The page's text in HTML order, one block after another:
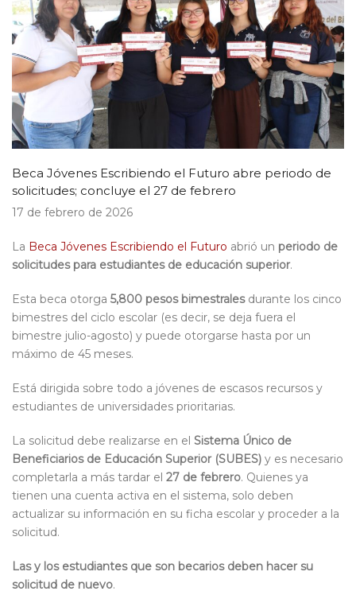
Beca Jóvenes Escribiendo el Futuro abre periodo de
solicitudes; concluye el 27 de febrero
17 de febrero de 2026
La Beca Jóvenes Escribiendo el Futuro abrió un periodo de
solicitudes para estudiantes de educación superior.
Esta beca otorga 5,800 pesos bimestralesdurante los cinco
bimestres del ciclo escolar (es decir, se deja fuera el
bimestre julio-agosto) y puede otorgarse hasta por un
máximo de 45 meses.
Está dirigida sobre todo a jóvenes de escasos recursos y
estudiantes de universidades prioritarias.
La solicitud debe realizarse en el Sistema Único de
Beneficiarios de Educación Superior (SUBES) y es necesario
completarla a más tardar el 27 de febrero. Quienes ya
tienen una cuenta activa en el sistema, solo deben
actualizar su información en su ficha escolar y proceder a la
solicitud.
Las y los estudiantes que son becarios deben hacer su
solicitud de nuevo.